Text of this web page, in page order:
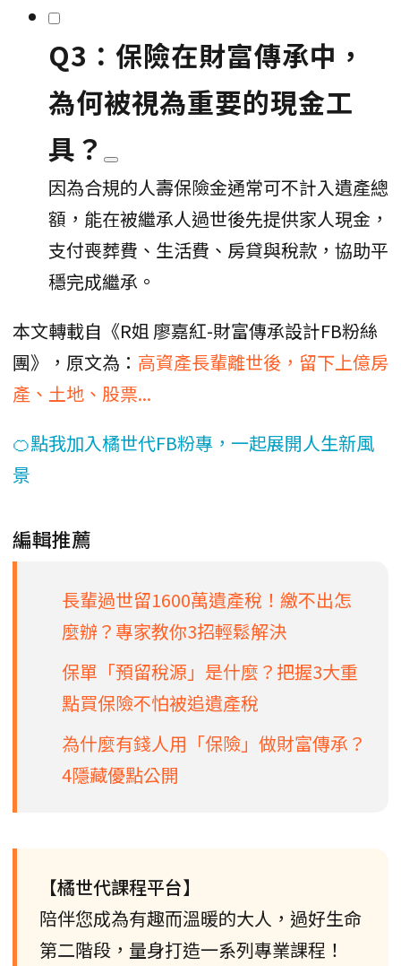
Q3：保險在財富傳承中，
為何被視為重要的現金工
具？
因為合規的人壽保險金通常可不計入遺產總
額，能在被繼承人過世後先提供家人現金，
支付喪葬費、生活費、房貸與稅款，協助平
穩完成繼承。
本文轉載自《R姐 廖嘉紅-財富傳承設計FB粉絲
團》，原文為： 高資產長輩離世後，留下上億房
產、土地、股票...
🍊點我加入橘世代FB粉專，一起展開人生新風
景
編輯推薦
長輩過世留1600萬遺產稅！繳不出怎
麼辦？專家教你3招輕鬆解決
保單「預留稅源」是什麼？把握3大重
點買保險不怕被追遺產稅
為什麼有錢人用「保險」做財富傳承？
4隱藏優點公開
【橘世代課程平台】
陪伴您成為有趣而溫暖的大人，過好生命
第二階段，量身打造一系列專業課程！